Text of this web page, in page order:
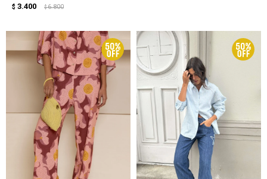
$ 3.400 $ 6.800